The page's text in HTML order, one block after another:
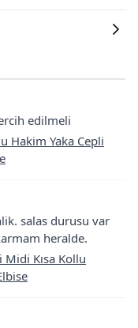
edilmeli
Hakim Yaka Cepli
salas durusu var
heralde.
Kısa Kollu